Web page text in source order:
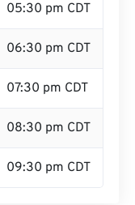
05:30 pm CDT
06:30 pm CDT
07:30 pm CDT
08:30 pm CDT
09:30 pm CDT